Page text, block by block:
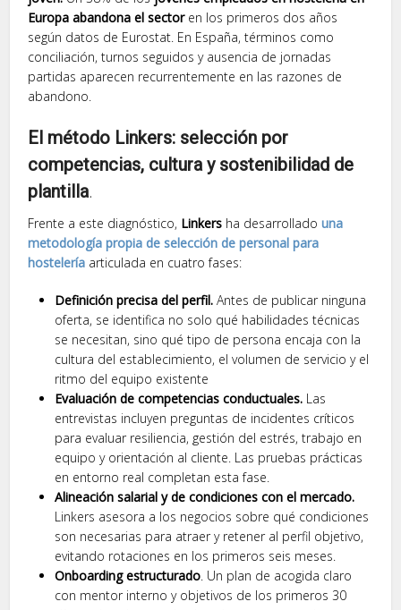
Europa abandona el sectoren los primeros dos años
según datos de Eurostat. En España, términos como
conciliación, turnos seguidos y ausencia de jornadas
partidas aparecen recurrentemente en las razones de
abandono.
El método Linkers: selección por
competencias, cultura y sostenibilidad de
plantilla.
Frente a este diagnóstico, Linkers ha desarrolladouna
metodología propia de selección de personal para
hostelería articulada en cuatro fases:
Definición precisa del perfil. Antes de publicar ninguna
oferta, se identifica no solo qué habilidades técnicas
se necesitan, sino qué tipo de persona encaja con la
cultura del establecimiento, el volumen de servicio y el
ritmo del equipo existente
Evaluación de competencias conductuales. Las
entrevistas incluyen preguntas de incidentes críticos
para evaluar resiliencia, gestión del estrés, trabajo en
equipo y orientación al cliente. Las pruebas prácticas
en entorno real completan esta fase.
Alineación salarial y de condiciones con el mercado.
Linkers asesora a los negocios sobre qué condiciones
son necesarias para atraer y retener al perfil objetivo,
evitando rotaciones en los primeros seis meses.
Onboarding estructurado . Un plan de acogida claro
con mentor interno y objetivos de los primeros 30